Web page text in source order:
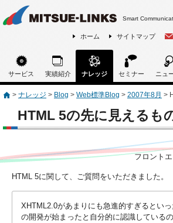
Smart
ホーム サイトマップ
サービス 実績紹介 ナレッジ セミナー ニュ
> ナレッジ > Blog > Web標準Blog > 2007年8月 >
HTML 5の先に見えるも
フロント
HTML 5に関して、ご質問をいただきました。
XHTML2.0があまりにも急進的すぎるとい
の開発が始まったと自分的に認識している